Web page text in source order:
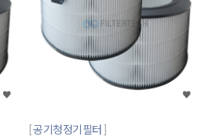
공기청정기필터